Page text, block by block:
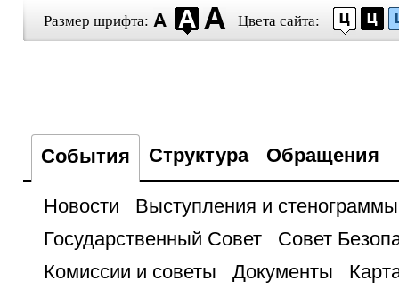
Размер шрифта: Цвета сайта:
События Структура Обращения
Новости
Выступления и стенограммы
Государственный Совет
Совет
Комиссии и советы
Документы